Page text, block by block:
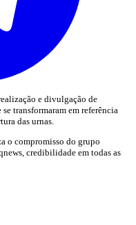
e divulgação de
transformaram em referência
das urnas.
o compromisso do grupo
credibilidade em todas as